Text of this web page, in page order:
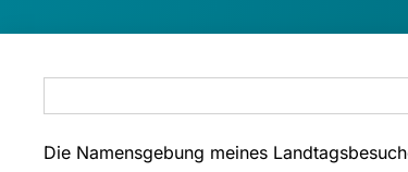
Die Namensgebung meines